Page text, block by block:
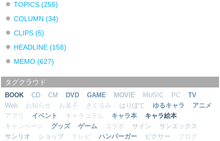
TOPICS(255)
COLUMN(34)
CLIPS(5)
HEADLINE(158)
MEMO(627)
タグクラウド
BOOK CD CM DVD GAME MOVIE MUSIC PC
TV
Web
お知らせ お菓子 きぐるみ はりぼて ゆるキャラ
アニメ
アプリ
イベント キャラコラム キャラ本
キャラ絵本
キャンペーン
グッズ ゲーム コラボ サイン
サンエックス
サンリオ
ショップ テレビ ハンバーガー ピクサー
ブログ